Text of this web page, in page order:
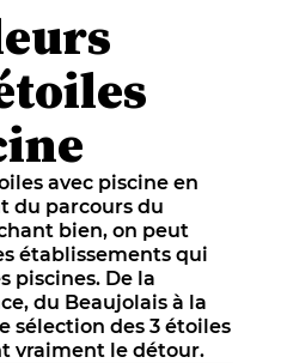
avec piscine en
du parcours du
bien, on peut
établissements qui
piscines. De la
du Beaujolais à la
sélection des 3 étoiles
vraiment le détour.